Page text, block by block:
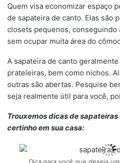
Quem visa economizar espaço
de sapateira de canto. Elas são
closets pequenos, conseguindo
sem ocupar muita área do
A sapateira de canto
prateleiras, bem como nichos.
outras são abertas. Pesquise
seja realmente útil para você,
Trouxemos dicas de
certinho em sua casa: